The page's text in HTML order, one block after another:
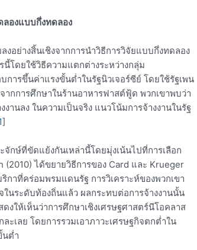
ลองแบบกึ่งทดลอง
อย่างสิ้นเชิงจากการนำวิธีการวิจัยแบบกึ่งทดลอง
โดยใช้วิธีความแตกต่างระหว่างกลุ่ม
ารขึ้นค่าแรงขั้นต่ำในรัฐนิวเจอร์ซีย์ โดยใช้รัฐเพน
ากการศึกษาในร้านอาหารฟาสต์ฟู้ด พวกเขาพบว่า
านลง ในความเป็นจริง แนวโน้มการจ้างงานในรัฐ
]
กษ์ที่ขัดแย้งกันเหล่านี้โดยมุ่งเน้นไปที่การเลือก
ได้ขยายวิธีการของ Card และ Krueger
าที่คร่อมพรมแดนรัฐ การวิเคราะห์ของพวกเขา
ในระดับท้องถิ่นแล้ว ผลกระทบต่อการจ้างงานนั้น
ให้เห็นว่าการศึกษาเชิงเศรษฐศาสตร์นีโอคลาส
เลย โดยการรวมเอาภาวะเศรษฐกิจตกต่ำใน
นต่ำ